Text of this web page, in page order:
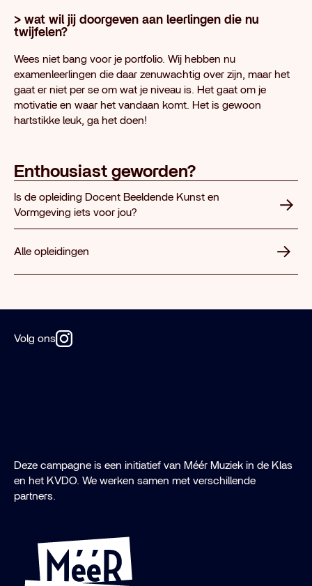
> wat wil jij doorgeven aan leerlingen die nu
twijfelen?
Wees niet bang voor je portfolio. Wij hebben nu
examenleerlingen die daar zenuwachtig over zijn, maar het
gaat er niet per se om wat je niveau is. Het gaat om je
motivatie en waar het vandaan komt. Het is gewoon
hartstikke leuk, ga het doen!
Enthousiast geworden?
Is de opleiding Docent Beeldende Kunst en
Vormgeving iets voor jou?
Alle opleidingen
Volg ons
Deze campagne is een initiatief van Méér Muziek in de Klas
en het KVDO. We werken samen met verschillende
partners.